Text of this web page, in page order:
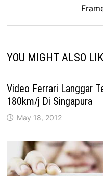
YOU MIGHT ALSO
Video Ferrari Langgar
180km/j Di Singapura
May 18, 2012